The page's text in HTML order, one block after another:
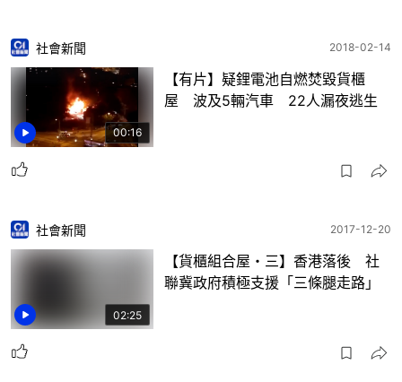
00:16
社會新聞 2018-02-14
【有片】疑鋰電池自燃焚毀貨櫃
屋 波及5輛汽車 22人漏夜逃生
02:25
社會新聞 2017-12-20
【貨櫃組合屋・三】香港落後 社
聯冀政府積極支援「三條腿走路」